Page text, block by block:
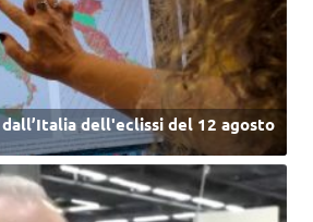
dell'eclissi del 12 agosto